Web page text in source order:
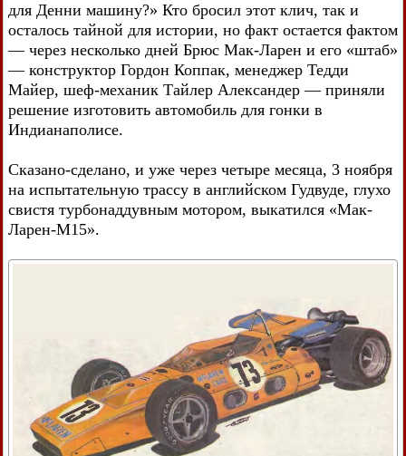
для Денни машину?» Кто бросил этот клич, так и
осталось тайной для истории, но факт остается фактом
— через несколько дней Брюс Мак-Ларен и его «штаб»
— конструктор Гордон Коппак, менеджер Тедди
Майер, шеф-механик Тайлер Александер — приняли
решение изготовить автомобиль для гонки в
Индианаполисе.
Сказано-сделано, и уже через четыре месяца, 3 ноября
на испытательную трассу в английском Гудвуде, глухо
свистя турбонаддувным мотором, выкатился «Мак-
Ларен-М15».